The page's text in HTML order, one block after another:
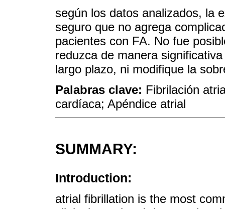
según los datos analizados, la
seguro que no agrega
pacientes con FA. No fue
reduzca de manera
largo plazo, ni modifique la
Palabras clave: Fibrilación
cardíaca; Apéndice atrial
SUMMARY:
Introduction:
atrial fibrillation is the most